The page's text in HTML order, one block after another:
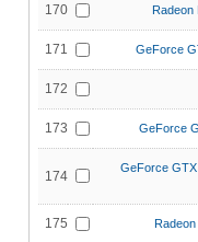
170 Radeon
171 GeForce
172
173 GeForce
174
GeForce
175